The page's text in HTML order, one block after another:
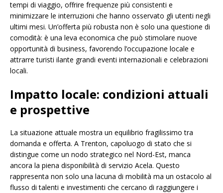
tempi di viaggio, offrire frequenze più consistenti e
minimizzare le interruzioni che hanno osservato gli utenti negli
ultimi mesi. Un’offerta più robusta non è solo una questione di
comodità: è una leva economica che può stimolare nuove
opportunità di business, favorendo l’occupazione locale e
attrarre turisti ilante grandi eventi internazionali e celebrazioni
locali.
Impatto locale: condizioni attuali
e prospettive
La situazione attuale mostra un equilibrio fragilissimo tra
domanda e offerta. A Trenton, capoluogo di stato che si
distingue come un nodo strategico nel Nord-Est, manca
ancora la piena disponibilità di servizio Acela. Questo
rappresenta non solo una lacuna di mobilità ma un ostacolo al
flusso di talenti e investimenti che cercano di raggiungere i